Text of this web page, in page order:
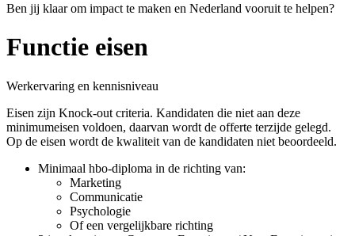
Ben jij klaar om impact te maken en Nederland vooruit te helpen?
Functie eisen
Werkervaring en kennisniveau
Eisen zijn Knock-out criteria. Kandidaten die niet aan deze
minimumeisen voldoen, daarvan wordt de offerte terzijde gelegd.
Op de eisen wordt de kwaliteit van de kandidaten niet beoordeeld.
Minimaal hbo-diploma in de richting van:
Marketing
Communicatie
Psychologie
Of een vergelijkbare richting